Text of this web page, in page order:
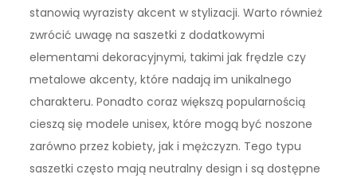
stanowią wyrazisty akcent w stylizacji. Warto również
zwrócić uwagę na saszetki z dodatkowymi
elementami dekoracyjnymi, takimi jak frędzle czy
metalowe akcenty, które nadają im unikalnego
charakteru. Ponadto coraz większą popularnością
cieszą się modele unisex, które mogą być noszone
zarówno przez kobiety, jak i mężczyzn. Tego typu
saszetki często mają neutralny design i są dostępne